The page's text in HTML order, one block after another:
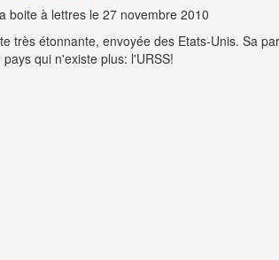
boite à lettres le 27 novembre 2010
très étonnante, envoyée des Etats-Unis. Sa
qui n'existe plus: l'URSS!